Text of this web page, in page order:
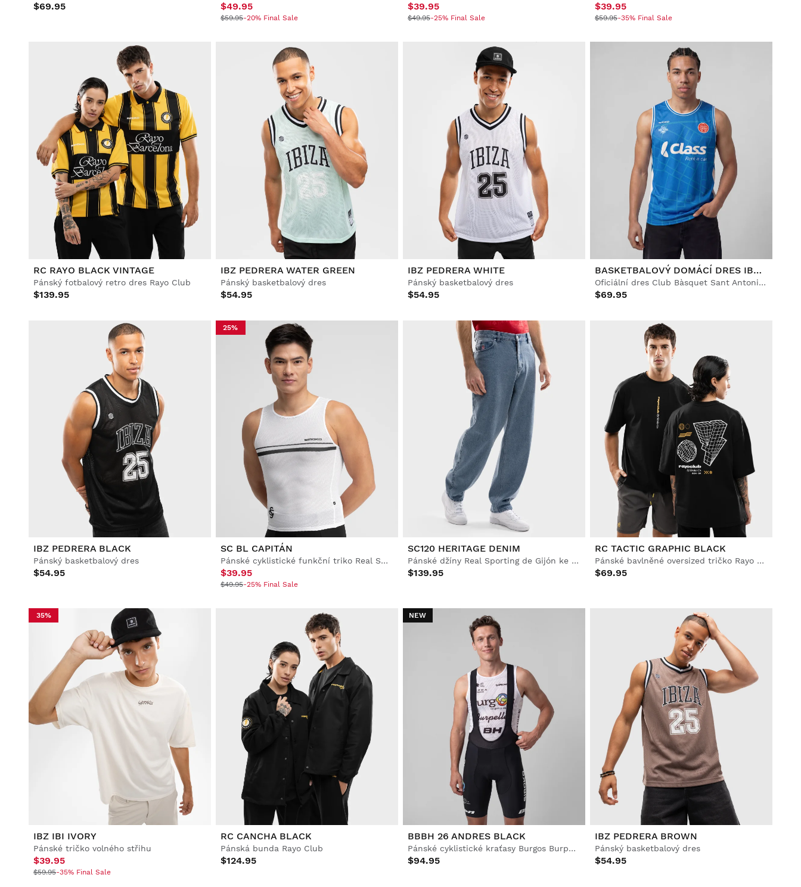
$69.95 $49.95
$59.95-20% Final Sale
$39.95
$49.95-25% Final Sale
$39.95
$59.95-35% Final Sale
RC RAYO BLACK VINTAGE
Pánský fotbalový retro dres Rayo Club
$139.95
IBZ PEDRERA WATER GREEN
Pánský basketbalový dres
$54.95
IBZ PEDRERA WHITE
Pánský basketbalový dres
$54.95
BASKETBALOVÝ DOMÁCÍ DRES IBZ SANT ANTONI 2025-26
Oficiální dres Club Bàsquet Sant Antoni pro dospělé
$69.95
IBZ PEDRERA BLACK
Pánský basketbalový dres
$54.95
25%
SC BL CAPITÁN
Pánské cyklistické funkční triko Real Sporting de Gijón x Siroko
$39.95
$49.95-25% Final Sale
SC120 HERITAGE DENIM
Pánské džíny Real Sporting de Gijón ke 120. výročí
$139.95
RC TACTIC GRAPHIC BLACK
Pánské bavlněné oversized tričko Rayo Club
$69.95
35%
IBZ IBI IVORY
Pánské tričko volného střihu
$39.95
$59.95-35% Final Sale
RC CANCHA BLACK
Pánská bunda Rayo Club
$124.95
NEW
BBBH 26 ANDRES BLACK
Pánské cyklistické kraťasy Burgos Burpellet BH x Siroko
$94.95
IBZ PEDRERA BROWN
Pánský basketbalový dres
$54.95